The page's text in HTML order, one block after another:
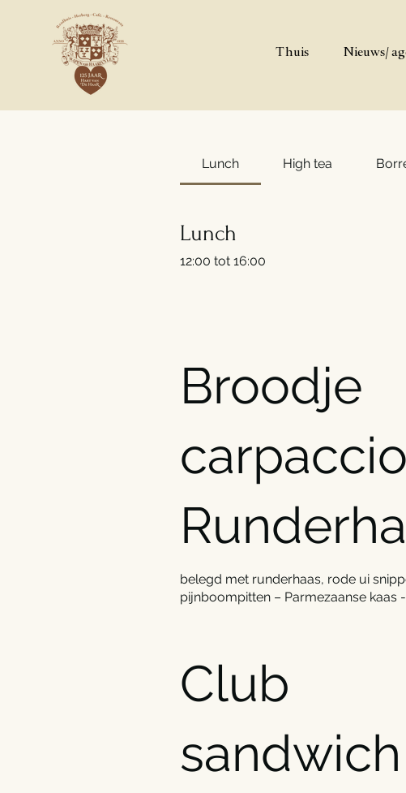
Thuis Nieuws/
Lunch High tea
Lunch
12:00 tot 16:00
Broodje
belegd met runderhaas, rode ui
pijnboompitten – Parmezaanse kaas
Club